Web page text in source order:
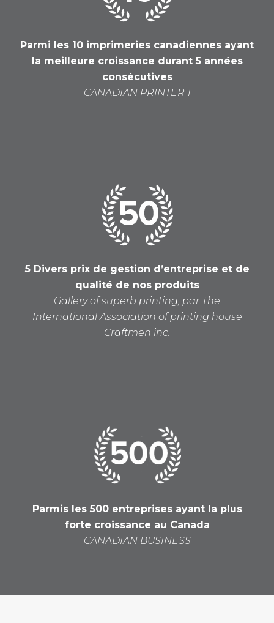
Parmi les 10 imprimeries canadiennes ayant
la meilleure croissance durant 5 années
consécutives
CANADIAN PRINTER 1
5 Divers prix de gestion d’entreprise et de
qualité de nos produits
Gallery of superb printing, par The
InternationalAssociation of printing house
Craftmen inc.
Parmis les 500 entreprises ayant la plus
forte croissance au Canada
CANADIAN BUSINESS